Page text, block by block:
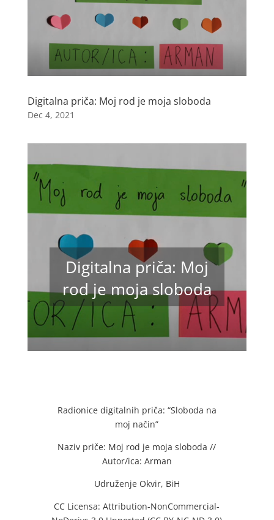
Digitalna priča: Moj rod je moja sloboda
Dec 4, 2021
Digitalna priča: Moj
rod je moja sloboda
Radionice digitalnih priča: “Sloboda na
moj način”
Naziv priče: Moj rod je moja sloboda //
Autor/ica: Arman
Udruženje Okvir, BiH
CC Licensa: Attribution-NonCommercial-